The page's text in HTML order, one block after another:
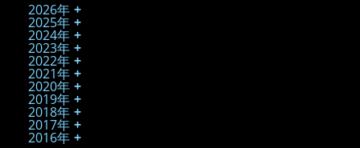
2026年
2025年
2024年
2023年
2022年
2021年
2020年
2019年
2018年
2017年
2016年